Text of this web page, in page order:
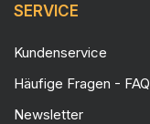
SERVICE
Kundenservice
Häufige Fragen - FAQ
Newsletter